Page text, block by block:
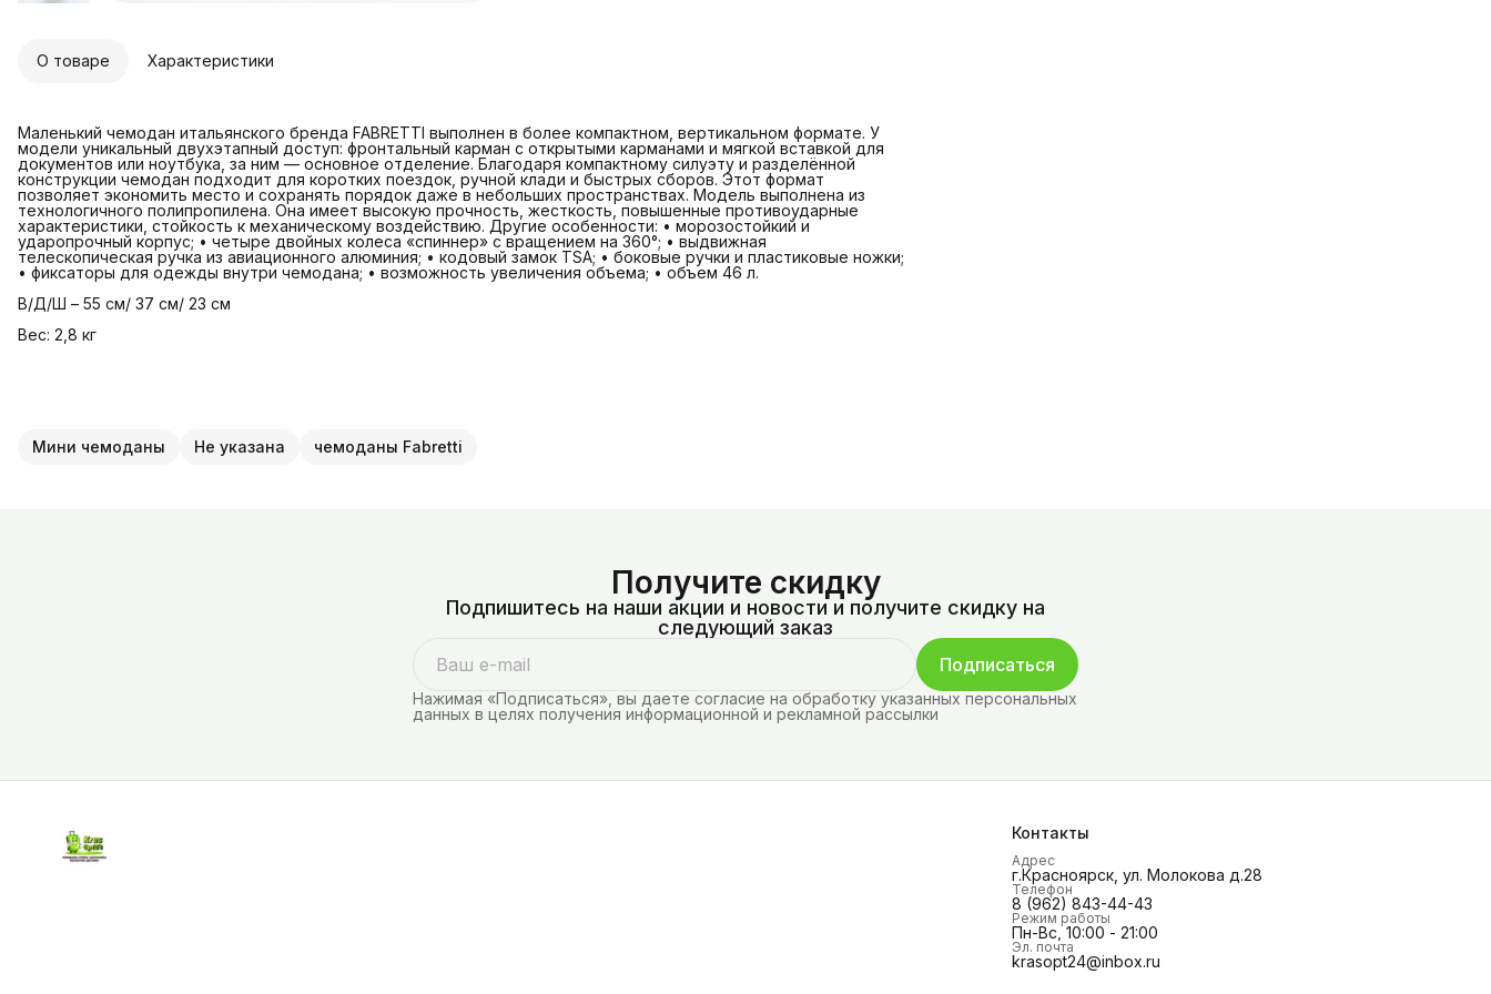
О товаре Характеристики
Маленький чемодан итальянского бренда FABRETTI выполнен в более компактном, вертикальном формате. У
модели уникальный двухэтапный доступ: фронтальный карман с открытыми карманами и мягкой вставкой для
документов или ноутбука, за ним — основное отделение. Благодаря компактному силуэту и разделённой
конструкции чемодан подходит для коротких поездок, ручной клади и быстрых сборов. Этот формат
позволяет экономить место и сохранять порядок даже в небольших пространствах. Модель выполнена из
технологичного полипропилена. Она имеет высокую прочность, жесткость, повышенные противоударные
характеристики, стойкость к механическому воздействию. Другие особенности: • морозостойкий и
ударопрочный корпус; • четыре двойных колеса «спиннер» с вращением на 360°; • выдвижная
телескопическая ручка из авиационного алюминия; • кодовый замок TSA; • боковые ручки и пластиковые ножки;
• фиксаторы для одежды внутри чемодана; • возможность увеличения объема; • объем 46 л.
В/Д/Ш – 55 см/ 37 см/ 23 см
Вес: 2,8 кг
Мини чемоданы Не указана чемоданы Fabretti
Получите скидку
Подпишитесь на наши акции и новости и получите скидку на
следующий заказ
Подписаться
Нажимая «Подписаться», вы даете согласие на обработку указанных персональных
данных в целях получения информационной и рекламной рассылки
Контакты
Адрес
г.Красноярск, ул. Молокова д.28
Телефон
8 (962) 843-44-43
Режим работы
Пн-Вс, 10:00 - 21:00
Эл. почта
krasopt24@inbox.ru